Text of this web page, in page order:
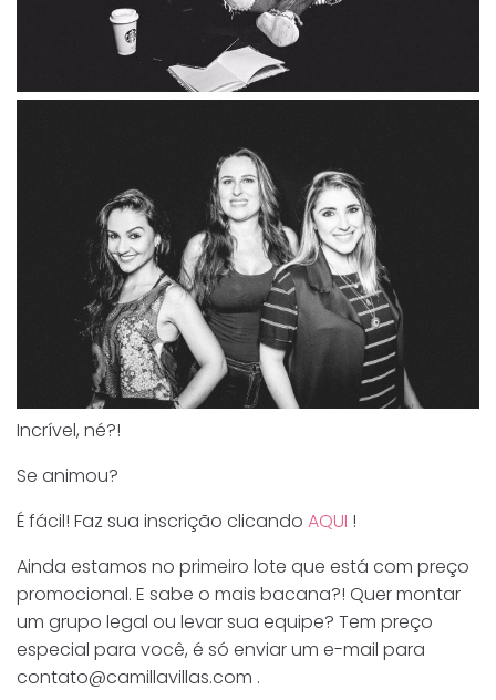
Incrível, né?!
Se animou?
É fácil! Faz sua inscrição clicando AQUI !
Ainda estamos no primeiro lote que está com preço
promocional. E sabe o mais bacana?! Quer montar
um grupo legal ou levar sua equipe? Tem preço
especial para você, é só enviar um e-mail para
contato@camillavillas.com .